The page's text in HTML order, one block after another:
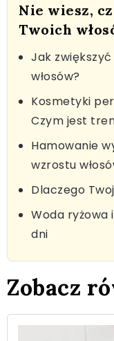
Nie wiesz,
Twoich
Jak
włosów?
Kosmetyki
Czym jest
Hamowanie
wzrostu
Dlaczego
Woda ryżowa
dni
Zobacz